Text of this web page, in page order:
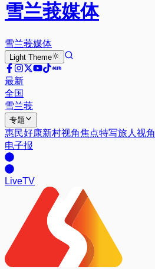
雪兰莪媒体
雪兰莪媒体
Light Theme
最新
全国
雪兰莪
专题
惠民好康新村视角焦点特写旅人视角
电子报
LiveTV